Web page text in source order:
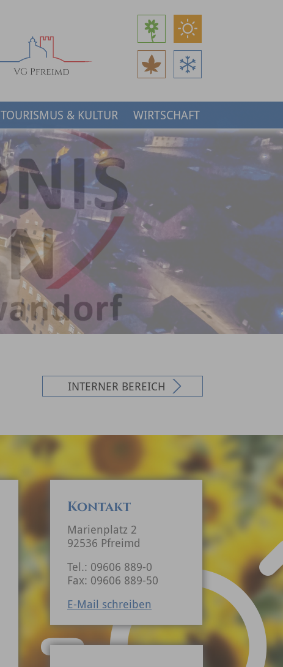
TOURISMUS & KULTUR WIRTSCHAFT
INTERNER BEREICH
Kontakt
Marienplatz 2
92536 Pfreimd
Tel.: 09606 889-0
Fax: 09606 889-50
E-Mail schreiben